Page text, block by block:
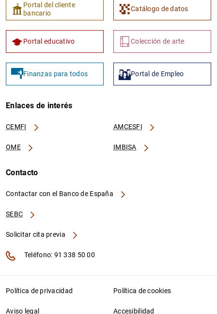
Portal del cliente
bancario
Catálogo de datos
Portal educativo Colección de arte
Finanzas para todos Portal de Empleo
Enlaces de interés
CEMFI AMCESFI
OME IMBISA
Contacto
Contactar con el Banco de España
SEBC
Solicitar cita previa
Teléfono: 91 338 50 00
Política de privacidad Política de cookies
Aviso legal Accesibilidad